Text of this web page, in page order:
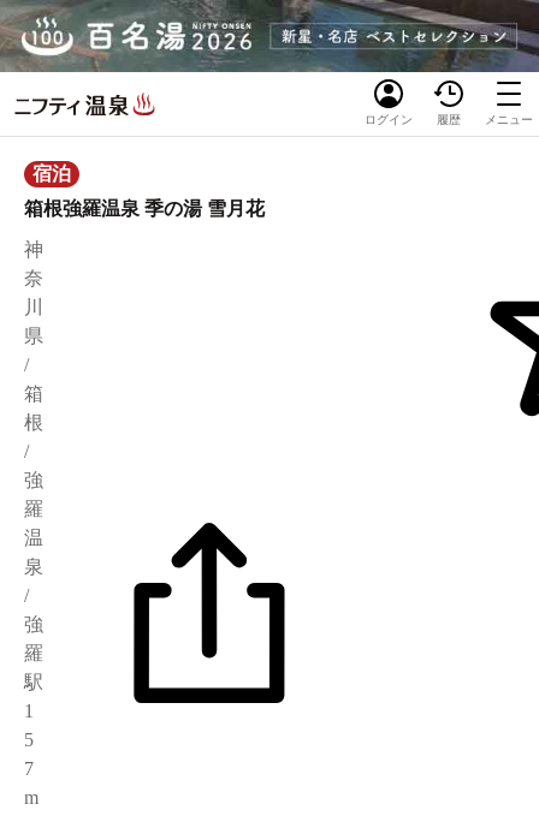
ログイン 履歴 メニュー
宿泊
箱根強羅温泉 季の湯 雪月花
神
奈
川
県
/
箱
根
/
強
羅
温
泉
/
強
羅
駅
1
5
7
m